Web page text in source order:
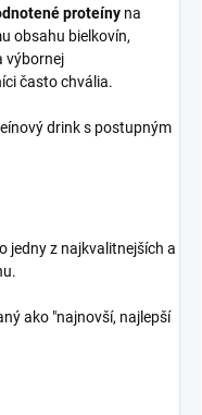
proteíny na
obsahu bielkovín,
výbornej
často chvália.
drink s postupným
jedny z najkvalitnejších a
ako "najnovší, najlepší